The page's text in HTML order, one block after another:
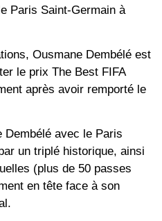
Paris Saint-Germain à
Ousmane Dembélé est
le prix The Best FIFA
après avoir remporté le
Dembélé avec le Paris
un triplé historique, ainsi
(plus de 50 passes
en tête face à son